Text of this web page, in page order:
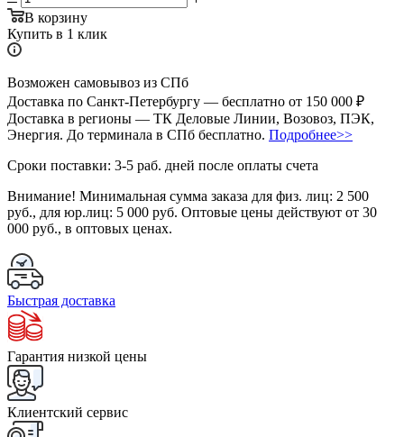
В корзину
Купить в 1 клик
Возможен самовывоз из СПб
Доставка по Санкт-Петербургу — бесплатно от 150 000 ₽
Доставка в регионы — ТК Деловые Линии, Возовоз, ПЭК,
Энергия. До терминала в СПб бесплатно. Подробнее>>
Сроки поставки: 3-5 раб. дней после оплаты счета
Внимание! Минимальная сумма заказа для физ. лиц: 2 500
руб., для юр.лиц: 5 000 руб. Оптовые цены действуют от 30
000 руб., в оптовых ценах.
Быстрая доставка
Гарантия низкой цены
Клиентский сервис